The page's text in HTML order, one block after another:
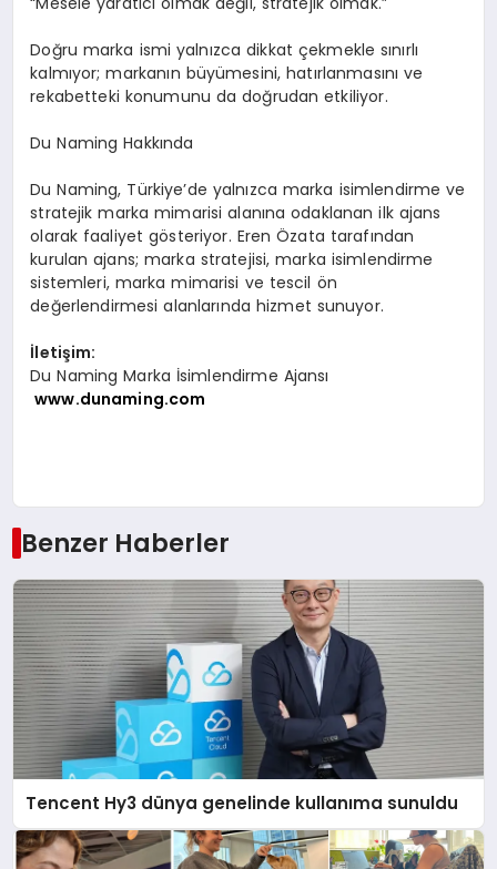
Doğru marka ismi yalnızca dikkat çekmekle sınırlı
kalmıyor; markanın büyümesini, hatırlanmasını ve
rekabetteki konumunu da doğrudan etkiliyor.
Du Naming Hakkında
Du Naming, Türkiye’de yalnızca marka isimlendirme ve
stratejik marka mimarisi alanına odaklanan ilk ajans
olarak faaliyet gösteriyor. Eren Özata tarafından
kurulan ajans; marka stratejisi, marka isimlendirme
sistemleri, marka mimarisi ve tescil ön
değerlendirmesi alanlarında hizmet sunuyor.
İletişim:
Du Naming Marka İsimlendirme Ajansı
www.dunaming.com
Benzer Haberler
Tencent Hy3 dünya genelinde kullanıma sunuldu